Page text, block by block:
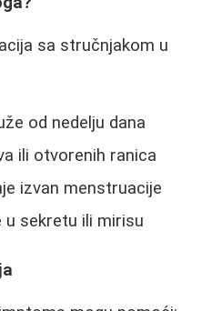
sa stručnjakom u
od nedelju dana
ili otvorenih ranica
izvan menstruacije
sekretu ili mirisu